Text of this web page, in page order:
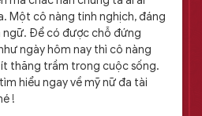
Một cô nàng tinh nghịch, đáng
ngữ. Để có được chỗ đứng
ngày hôm nay thì cô nàng
thăng trầm trong cuộc sống.
tìm hiểu ngay về mỹ nữ đa tài
!